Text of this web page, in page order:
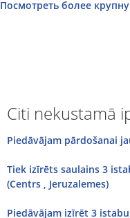
Посмотреть более
Citi nekustamā
Piedāvājam pārdošanai
Tiek izīrēts saulains 3
(Centrs , Jeruzalemes)
Piedāvājam izīrēt 3